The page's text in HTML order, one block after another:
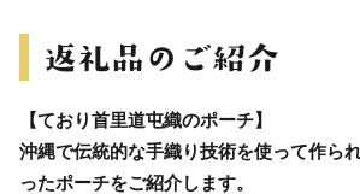
【ており首里道屯織のポーチ】
沖縄で伝統的な手織り技術を使って作ら
ったポーチをご紹介します。